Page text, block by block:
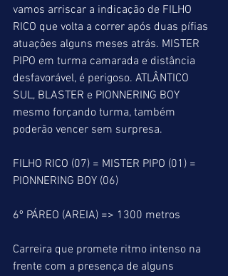
vamos arriscar a indicação de FILHO
RICO que volta a correr após duas pífias
atuações alguns meses atrás. MISTER
PIPO em turma camarada e distância
desfavorável, é perigoso. ATLÂNTICO
SUL, BLASTER e PIONNERING BOY
mesmo forçando turma, também
poderão vencer sem surpresa.
FILHO RICO (07) = MISTER PIPO (01) =
PIONNERING BOY (06)
6º PÁREO (AREIA) => 1300 metros
Carreira que promete ritmo intenso na
frente com a presença de alguns